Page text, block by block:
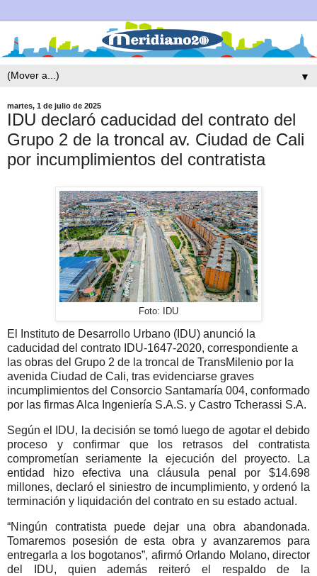
▼
martes, 1 de julio de 2025
IDU declaró caducidad del contrato del
Grupo 2 de la troncal av. Ciudad de Cali
por incumplimientos del contratista
Foto: IDU
El Instituto de Desarrollo Urbano (IDU) anunció la
caducidad del contrato IDU-1647-2020, correspondiente a
las obras del Grupo 2 de la troncal de TransMilenio por la
avenida Ciudad de Cali, tras evidenciarse graves
incumplimientos del Consorcio Santamaría 004, conformado
por las firmas Alca Ingeniería S.A.S. y Castro Tcherassi S.A.
Según el IDU, la decisión se tomó luego de agotar el debido
proceso y confirmar que los retrasos del contratista
comprometían seriamente la ejecución del proyecto. La
entidad hizo efectiva una cláusula penal por $14.698
millones, declaró el siniestro de incumplimiento, y ordenó la
terminación y liquidación del contrato en su estado actual.
“Ningún contratista puede dejar una obra abandonada.
Tomaremos posesión de esta obra y avanzaremos para
entregarla a los bogotanos”, afirmó Orlando Molano, director
del IDU, quien además reiteró el respaldo de la